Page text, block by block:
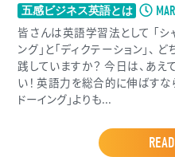
五感ビジネス英語とは
皆さんは英語学習法として 「シ
ング」と「ディクテーション」、 ど
践していますか？ 今日は、あえ
い！ 英語力を総合的に伸ばすな
ドーイング」よりも...